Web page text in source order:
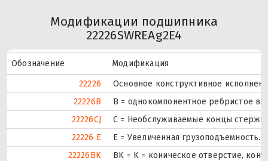
Модификации подшипника
22226SWREAg2E4
Обозначение
Модификация
22226
Основное конструктивное
22226B
B = однокомпонентное ребристое
22226CJ
С = Необслуживаемые концы
22226 E
Е = Увеличенная грузоподъемность.
22226BK
BK = K = коническое отверстие,